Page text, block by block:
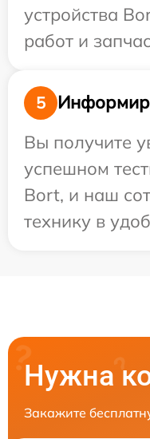
устройства
работ и
5
Вы получите
успешном
Bort, и наш
технику в
Нужна
Закажите